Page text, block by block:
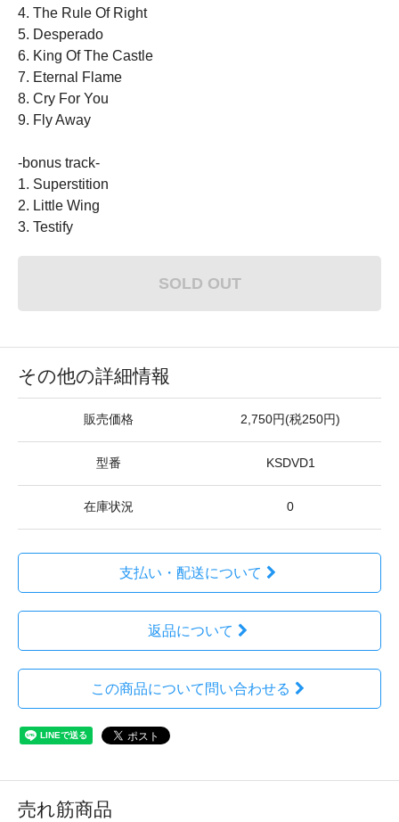
4. The Rule Of Right
5. Desperado
6. King Of The Castle
7. Eternal Flame
8. Cry For You
9. Fly Away
-bonus track-
1. Superstition
2. Little Wing
3. Testify
SOLD OUT
その他の詳細情報
販売価格 2,750円(税250円)
型番 KSDVD1
在庫状況 0
支払い・配送について
返品について
この商品について問い合わせる
売れ筋商品